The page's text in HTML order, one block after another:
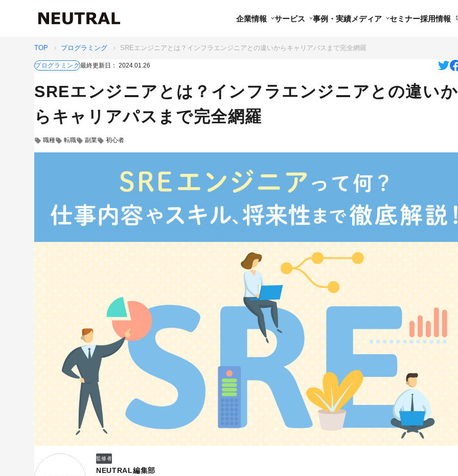
企業情報 サービス 事例・実績メディア セミナー採用情報
TOP プログラミング SREエンジニアとは？インフラエンジニアとの違いからキャリアパスまで完全網羅
プログラミング最終更新日： 2024.01.26
SREエンジニアとは？インフラエンジニアとの違いか
らキャリアパスまで完全網羅
職種 転職 副業 初心者
監修者
NEUTRAL編集部